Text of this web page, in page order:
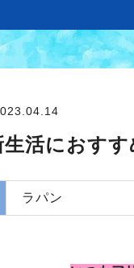
活におす
ラパン